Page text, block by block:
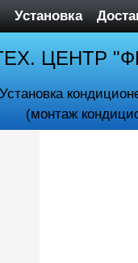
Установка
ЦЕНТР
Установка
(монтаж